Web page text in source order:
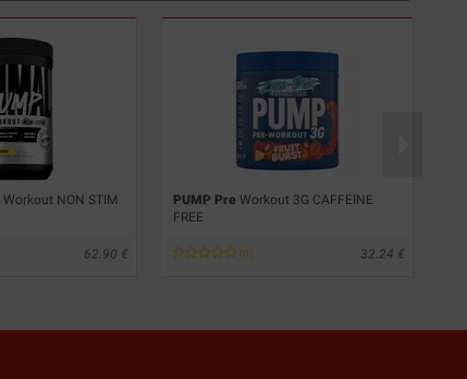
Workout NON STIM
62.90
PUMP Pre Workout 3G CAFFEINE
FREE
(0) 32.24